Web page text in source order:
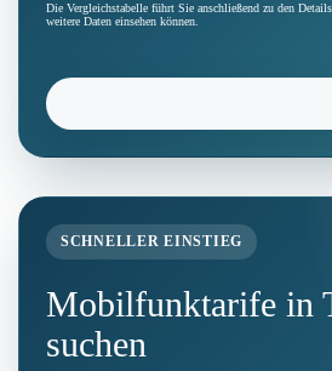
Die Vergleichstabelle führt Sie anschließend zu den
weitere Daten einsehen können.
SCHNELLER EINSTIEG
Mobilfunktarife in
suchen